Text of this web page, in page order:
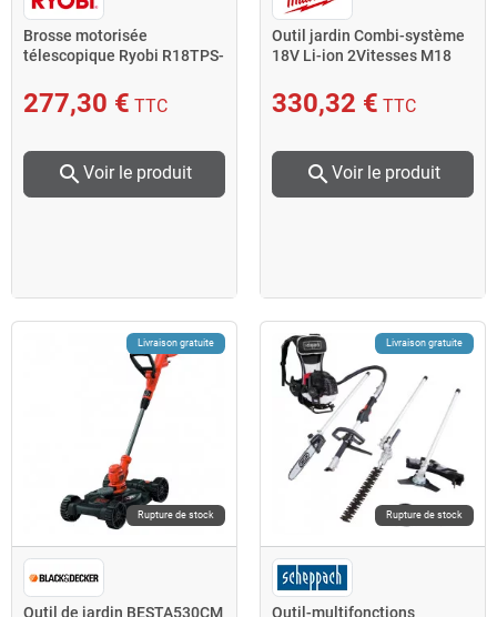
Brosse motorisée
télescopique Ryobi R18TPS-
277,30 € TTC
search Voir le produit
Outil jardin Combi-système
18V Li-ion 2Vitesses M18
330,32 € TTC
search Voir le produit
Livraison gratuite
Rupture de stock
Outil de jardin BESTA530CM
Livraison gratuite
Rupture de stock
Outil-multifonctions